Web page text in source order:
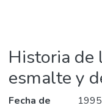
People
Historia de
esmalte y
Fecha de